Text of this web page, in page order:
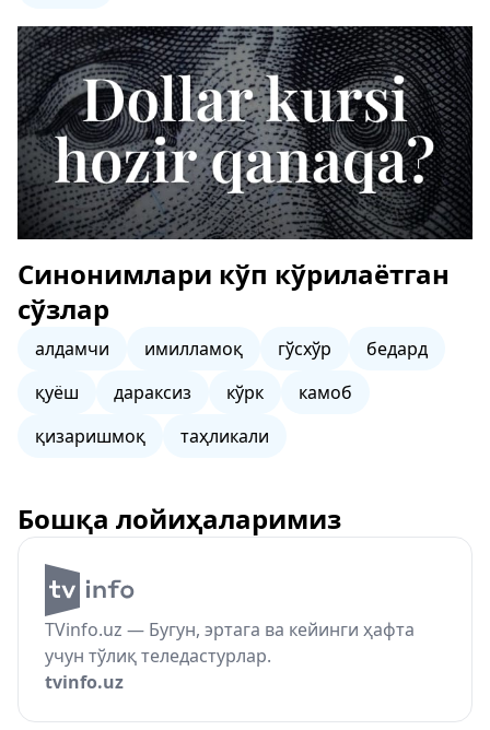
Синонимлари кўп кўрилаётган
сўзлар
алдамчи имилламоқ гўсхўр
бедард
қуёш
дараксиз кўрк
камоб
қизаришмоқ
таҳликали
Бошқа лойиҳаларимиз
TVinfo.uz — Бугун, эртага ва кейинги ҳафта
учун тўлиқ теледастурлар.
tvinfo.uz